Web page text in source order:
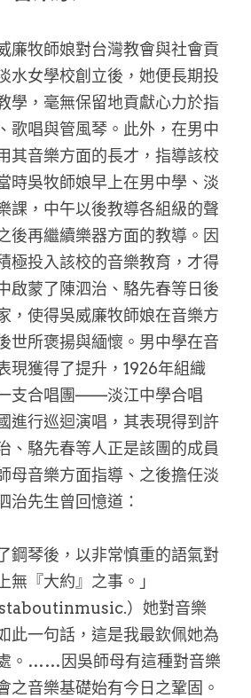
廉牧師娘對台灣教會與社會貢
水女學校創立後，她便長期投
學，毫無保留地貢獻心力於指
歌唱與管風琴。此外，在男中
其音樂方面的長才，指導該校
時吳牧師娘早上在男中學、淡
課，中午以後教導各組級的聲
後再繼續樂器方面的教導。因
極投入該校的音樂教育，才得
啟蒙了陳泗治、駱先春等日後
，使得吳威廉牧師娘在音樂方
世所褒揚與緬懷。男中學在音
現獲得了提升，1926年組織
支合唱團——淡江中學合唱
進行巡迴演唱，其表現得到許
、駱先春等人正是該團的成員
母音樂方面指導、之後擔任淡
治先生曾回憶道：
鋼琴後，以非常慎重的語氣對
無『大約』之事。」
）她對音樂
此一句話，這是我最欽佩她為
。……因吳師母有這種對音樂
之音樂基礎始有今日之鞏固。